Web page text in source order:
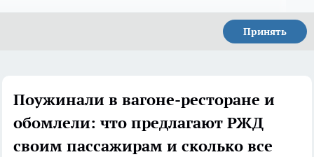
Принять
Поужинали в вагоне-ресторане и
обомлели: что предлагают РЖД
своим пассажирам и сколько все